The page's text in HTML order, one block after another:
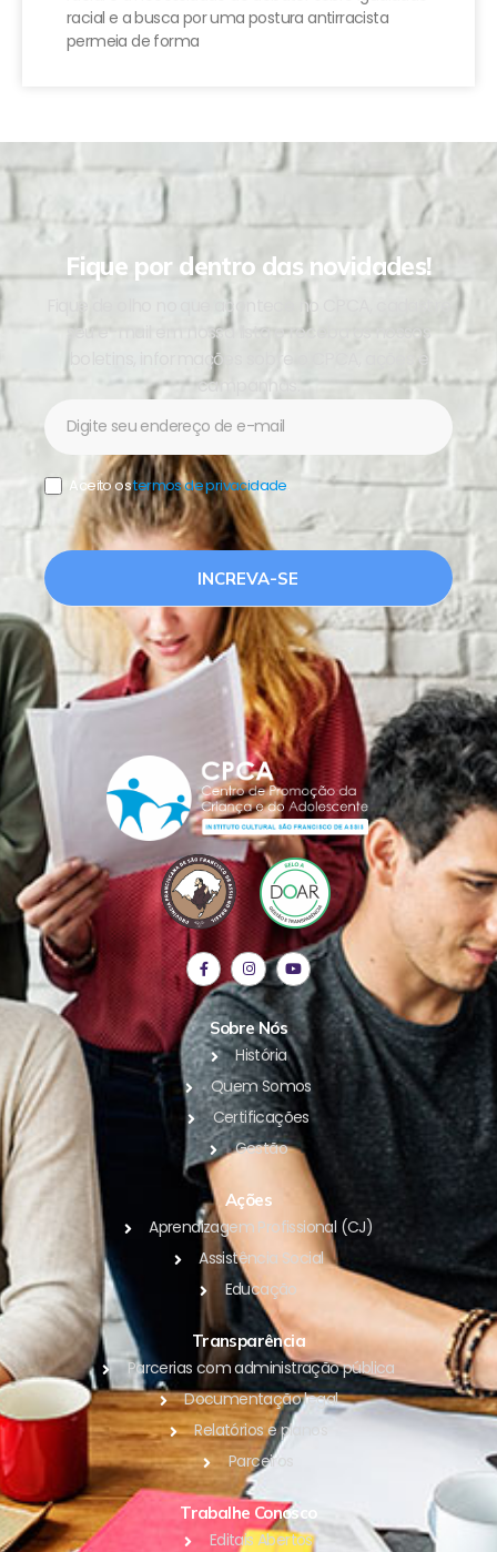
racial e a busca por uma postura antirracista
permeia de forma
Fique por dentro das novidades!
Fique de olho no que acontece no CPCA, cadastre
seu e-mail em nossa lista e receba os nossos
boletins, informações sobre o CPCA, ações e
campanhas.
Aceito ostermos de privacidade.
INCREVA-SE
Sobre Nós
História
Quem Somos
Certificações
Gestão
Ações
Aprendizagem Profissional (CJ)
Assistência Social
Educação
Transparência
Parcerias com administração pública
Documentação legal
Relatórios e planos
Parceiros
Trabalhe Conosco
Editais Abertos